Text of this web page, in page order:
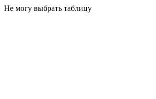
Не могу выбрать таблицу